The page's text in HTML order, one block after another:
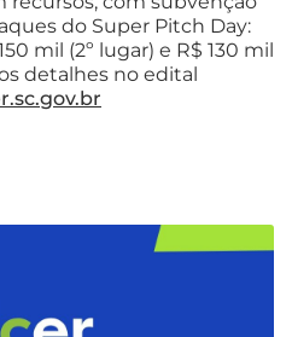
do Super Pitch Day:
mil (2º lugar) e R$ 130 mil
detalhes no edital